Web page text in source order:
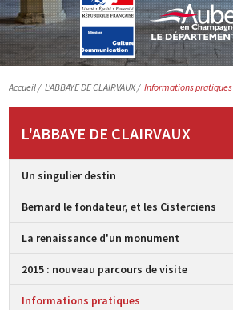
Accueil/ L'ABBAYE DE CLAIRVAUX / Informations pratiques
L'ABBAYE DE CLAIRVAUX
Un singulier destin
Bernard le fondateur, et les Cisterciens
La renaissance d'un monument
2015 : nouveau parcours de visite
Informations pratiques